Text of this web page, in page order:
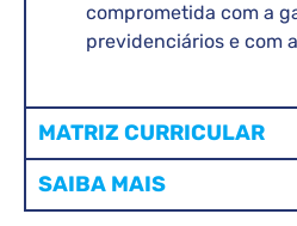
comprometida com a
previdenciários e com
MATRIZ CURRICULAR
SAIBA MAIS